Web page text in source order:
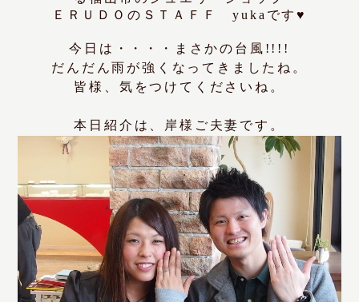
ＥＲＵＤＯのＳＴＡＦＦ yukaです♥
今日は・・・・まさかの台風!!!!
だんだん雨が強くなってきましたね。
皆様、気をつけてくださいね。
本日紹介は、岸様ご夫妻です。